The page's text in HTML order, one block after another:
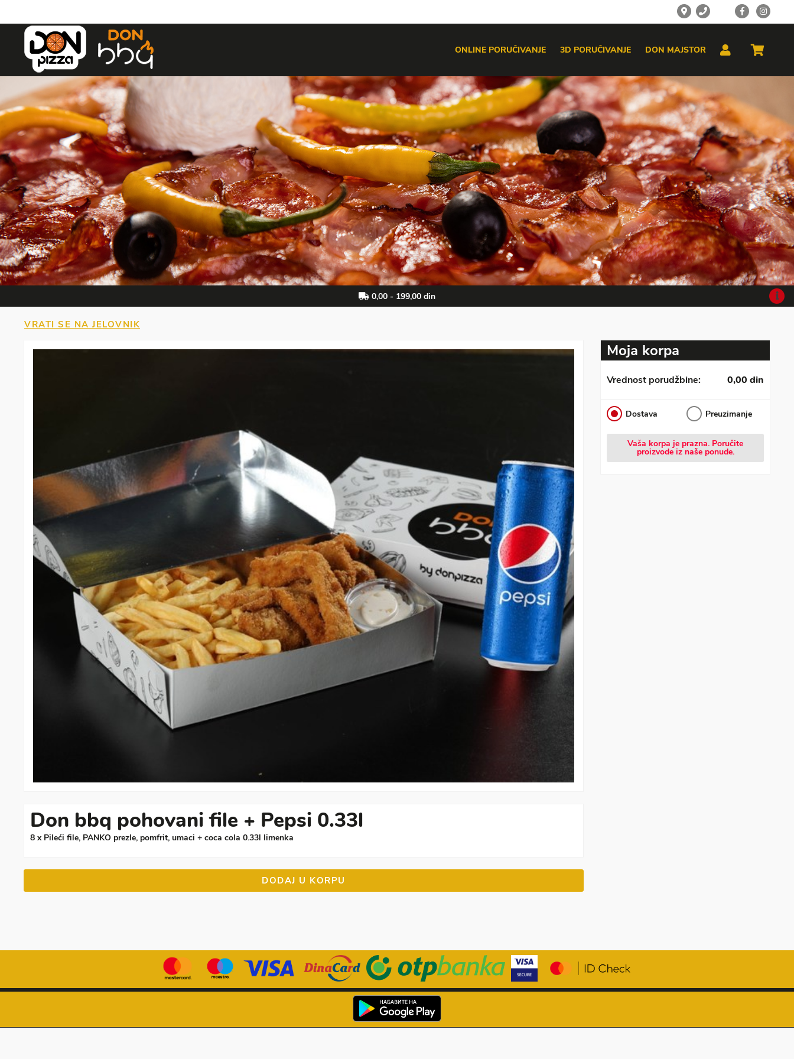
ONLINE PORUČIVANJE 3D PORUČIVANJE DON MAJSTOR
0,00 - 199,00 din
VRATI SE NA JELOVNIK
Don bbq pohovani file + Pepsi 0.33l
8 x Pileći file, PANKO prezle, pomfrit, umaci + coca cola 0.33l limenka
DODAJ U KORPU
Moja korpa
Vrednost porudžbine: 0,00 din
Dostava Preuzimanje
Vaša korpa je prazna. Poručite
proizvode iz naše ponude.